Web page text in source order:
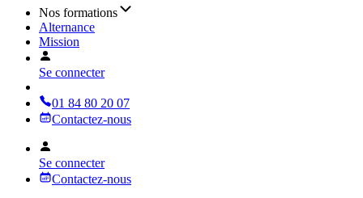
Nos formations
Alternance
Mission
Se connecter
01 84 80 20 07
Contactez-nous
Se connecter
Contactez-nous